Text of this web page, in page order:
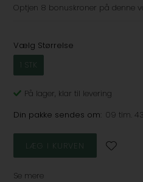
Optjen 8 bonuskroner på denne
Vælg Størrelse
1 STK
På lager, klar til levering
Din pakke sendes om: 09 tim.
Se mere